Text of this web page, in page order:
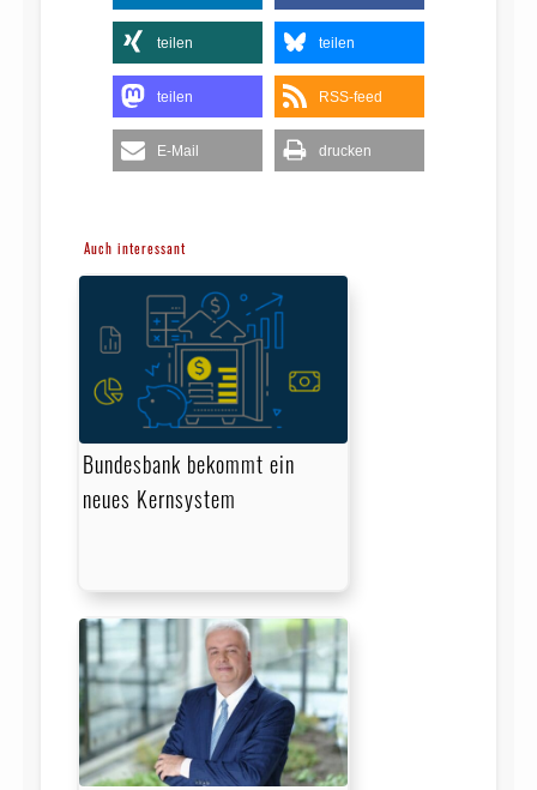
teilen teilen
teilen RSS-feed
E-Mail drucken
Auch interessant
Bundesbank bekommt ein
neues Kernsystem